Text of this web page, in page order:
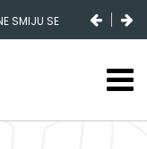
SMIJU SE